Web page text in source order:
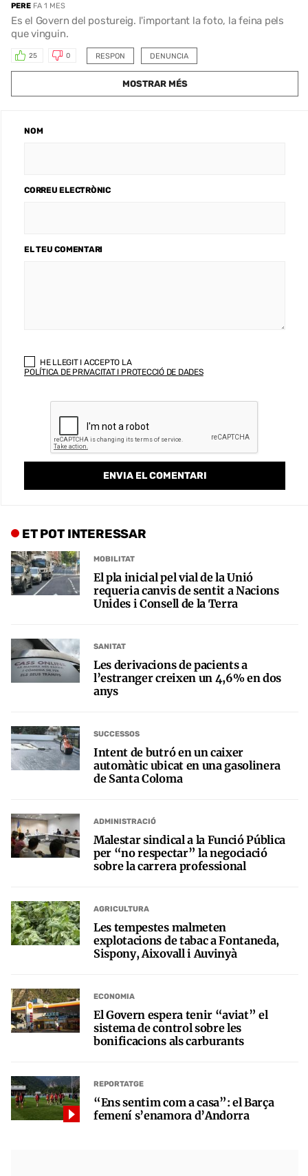
PERE FA 1 MES
Es el Govern del postureig. l'important la foto, la feina pels
que vinguin.
RESPON
25 0 DENUNCIA
MOSTRAR MÉS
NOM
CORREU ELECTRÒNIC
EL TEU COMENTARI
HE LLEGIT I ACCEPTO LA
POLÍTICA DE PRIVACITAT I PROTECCIÓ DE DADES
ET POT INTERESSAR
MOBILITAT
El pla inicial pel vial de la Unió
requeria canvis de sentit a Nacions
Unides i Consell de la Terra
SANITAT
Les derivacions de pacients a
l’estranger creixen un 4,6% en dos
anys
SUCCESSOS
Intent de butró en un caixer
automàtic ubicat en una gasolinera
de Santa Coloma
ADMINISTRACIÓ
Malestar sindical a la Funció Pública
per “no respectar” la negociació
sobre la carrera professional
AGRICULTURA
Les tempestes malmeten
explotacions de tabac a Fontaneda,
Sispony, Aixovall i Auvinyà
ECONOMIA
El Govern espera tenir “aviat” el
sistema de control sobre les
bonificacions als carburants
REPORTATGE
“Ens sentim com a casa”: el Barça
femení s’enamora d’Andorra